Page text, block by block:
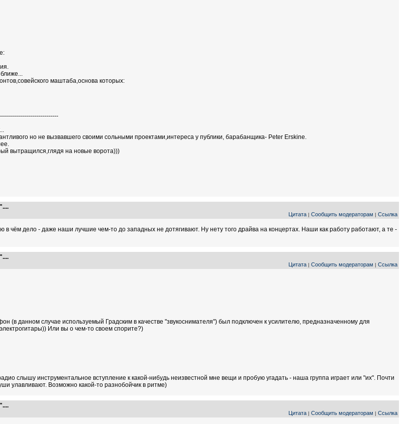
маштаба,основа которых:
но не вызвавшего своими сольными проектами,интереса у публики, барабанщика- Peter Erskine.
вытращился,глядя на новые ворота)))
Цитата | Сообщить модераторам | Ссылка
в чём дело - даже наши лучшие чем-то до западных не дотягивают. Ну нету того драйва на концертах. Наши как работу работают, а те -
Цитата | Сообщить модераторам | Ссылка
(в данном случае используемый Градским в качестве "звукоснимателя") был подключен к усилителю, предназначенному для
Или вы о чем-то своем спорите?)
слышу инструментальное вступление к какой-нибудь неизвестной мне вещи и пробую угадать - наша группа играет или "их". Почти
улавливают. Возможно какой-то разнобойчик в ритме)
Цитата | Сообщить модераторам | Ссылка